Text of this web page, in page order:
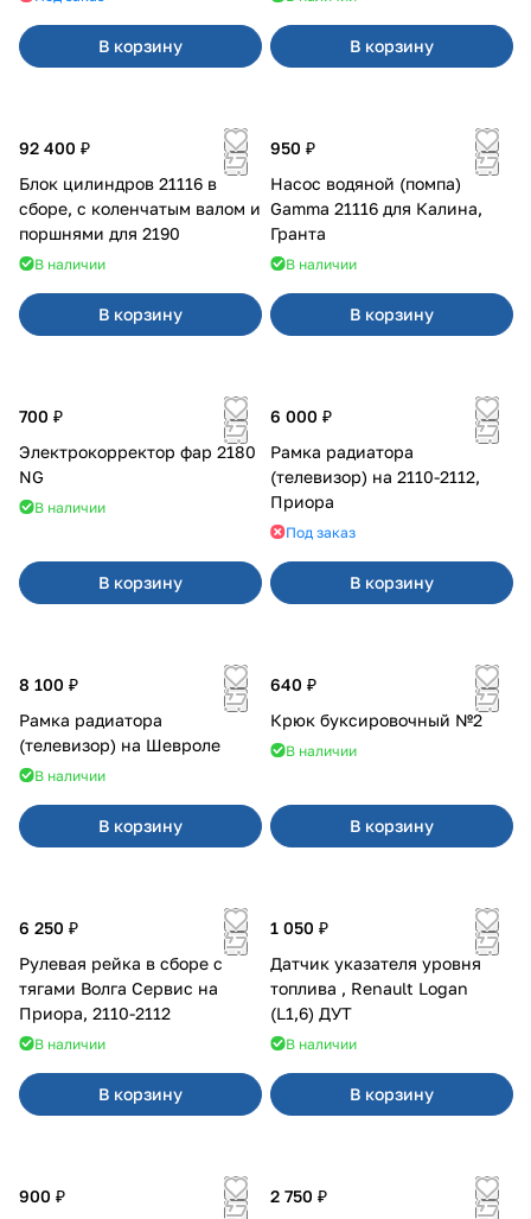
В корзину В корзину
92 400 ₽
Блок цилиндров 21116 в
сборе, с коленчатым валом и
поршнями для 2190
В наличии
В корзину
950 ₽
Насос водяной (помпа)
Gamma 21116 для Калина,
Гранта
В наличии
В корзину
700 ₽
Электрокорректор фар 2180
NG
В наличии
В корзину
6 000 ₽
Рамка радиатора
(телевизор) на 2110-2112,
Приора
Под заказ
В корзину
8 100 ₽
Рамка радиатора
(телевизор) на Шевроле
В наличии
В корзину
640 ₽
Крюк буксировочный №2
В наличии
В корзину
6 250 ₽
Рулевая рейка в сборе с
тягами Волга Сервис на
Приора, 2110-2112
В наличии
В корзину
1 050 ₽
Датчик указателя уровня
топлива , Renault Logan
(L1,6) ДУТ
В наличии
В корзину
900 ₽
2 750 ₽